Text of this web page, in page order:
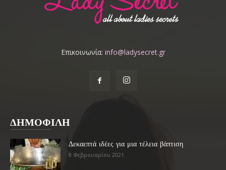
Επικοινωνία: info@ladysecret.gr
ΔΗΜΟΦΙΛΗ
Δεκαεπτά ιδέες για μια τέλεια βάπτιση
8 Φεβρουαρίου 2021